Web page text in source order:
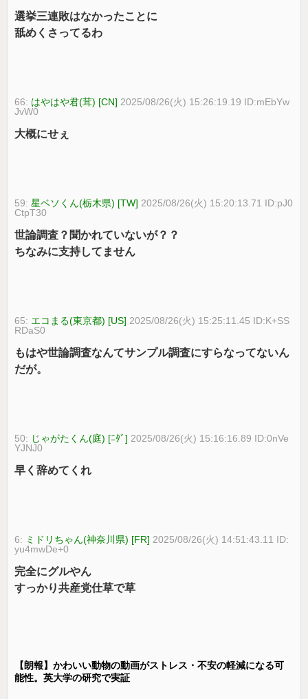
選挙三連敗はなかったことに
舐めくさってるわ
66: はやはや君(茸) [CN] 2025/08/26(火) 15:26:19.19 ID:mEbYw
JvW0
大概にせぇ
59:星ベソくん(栃木県) [TW] 2025/08/26(火) 15:20:13.71 ID:pJ0
CtpT30
世論調査？聞かれていないが？？
ちなみに支持してません
65: エコまる(東京都) [US] 2025/08/26(火) 15:25:11.45 ID:K+SS
RDaS0
もはや世論調査なんてサンプル調査にすらなってないん
だが。
50: じゃがたくん(庭) [ﾆﾀﾞ] 2025/08/26(火) 15:16:16.89 ID:0nVe
YJNJ0
早く辞めてくれ
6: ミドリちゃん(神奈川県) [FR] 2025/08/26(火) 14:51:43.11 ID:
yu4mwDe+0
完全にグルやん
すっかり共産党仕草で草
【朗報】かわいい動物の動画がストレス・不安の軽減になる可
能性。英大学の研究で実証